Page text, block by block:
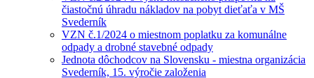
čiastočnú úhradu nákladov na pobyt dieťaťa v MŠ
Svederník
VZN č.1/2024 o miestnom poplatku za komunálne
odpady a drobné stavebné odpady
Jednota dôchodcov na Slovensku - miestna organizácia
Svederník, 15. výročie založenia